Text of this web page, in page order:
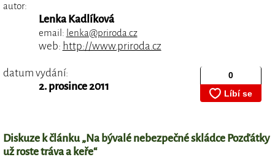
autor:
Lenka Kadlíková
email: lenka@priroda.cz
web: http://www.priroda.cz
datum vydání:
2. prosince 2011
Diskuze k článku „Na bývalé nebezpečné skládce Pozďátky
už roste tráva a keře“